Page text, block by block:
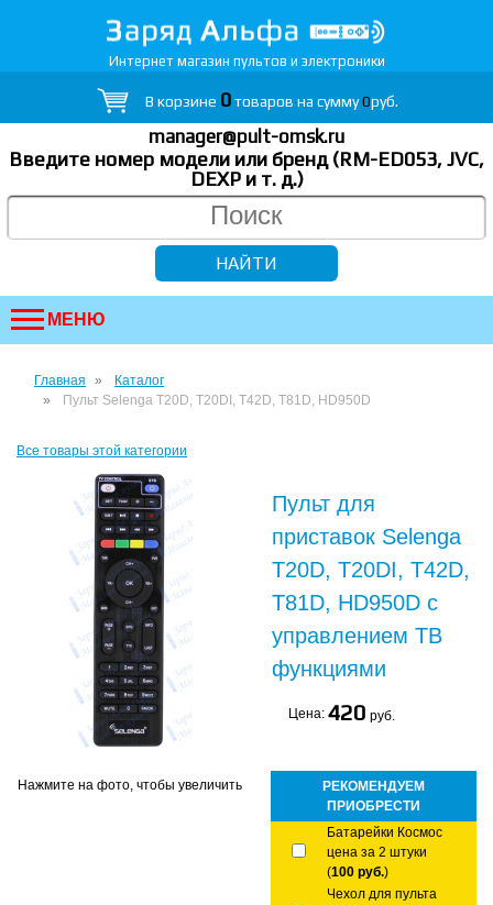
Интернет магазин пультов и электроники
В корзине 0товаров на сумму0руб.
manager@pult-omsk.ru
Введите номер модели или бренд (RM-ED053, JVC,
DEXP и т. д.)
МЕНЮ
Главная
Каталог
Пульт Selenga T20D, T20DI, T42D, T81D, HD950D
Все товары этой категории
Нажмите на фото, чтобы увеличить
Пульт для
приставок Selenga
T20D, T20DI, T42D,
T81D, HD950D с
управлением ТВ
функциями
Цена: 420 руб.
РЕКОМЕНДУЕМ
ПРИОБРЕСТИ
Батарейки Космос
цена за 2 штуки
(100 руб.)
Чехол для пульта